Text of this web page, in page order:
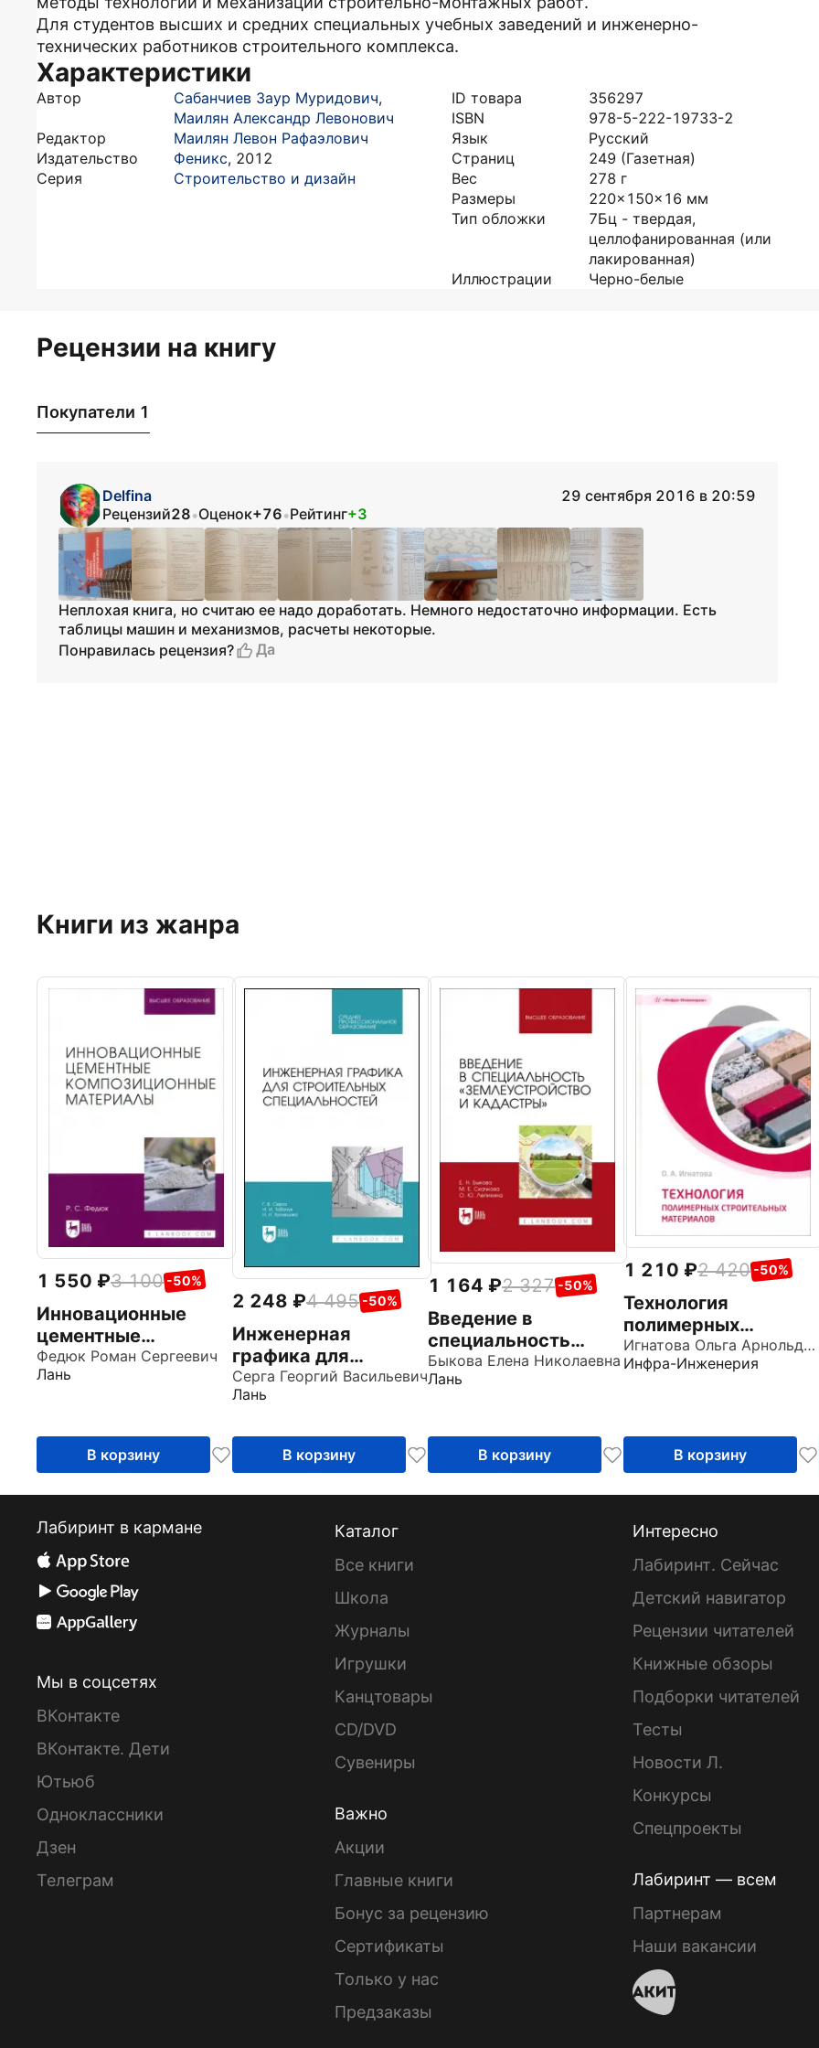
Для студентов высших и средних специальных учебных заведений и инженерно-
технических работников строительного комплекса.
Характеристики
Автор Сабанчиев Заур Муридович,
Маилян Александр Левонович
Редактор
Маилян Левон Рафаэлович
Издательство
Феникс, 2012
Серия
Строительство и дизайн
ID товара
356297
ISBN
978-5-222-19733-2
Язык
Русский
Страниц
249 (Газетная)
Вес
278 г
Размеры
220x150x16 мм
Тип обложки
7Бц - твердая,
целлофанированная (или
лакированная)
Иллюстрации
Черно-белые
Рецензии на книгу
Покупатели 1
Delfina
29 сентября 2016 в 20:59
Рецензий28•Оценок+76•Рейтинг+3
Неплохая книга, но считаю ее надо доработать. Немного недостаточно информации. Есть
таблицы машин и механизмов, расчеты некоторые.
Понравилась рецензия?
Да
Книги из жанра
1 550 3 100 -50%
Инновационные
цементные
композиционные
материалы. Учебник
Федюк Роман Сергеевич
Лань
В корзину
2 248 4 495 -50%
Инженерная
графика для
строительных
специальностей.
Серга Георгий Васильевич
Лань
В корзину
1 164 2 327 -50%
Введение в
специальность
Землеустройство и
кадастры. Учебное
Быкова Елена Николаевна
Лань
В корзину
1 210 2 420 -50%
Технология
полимерных
строительных
материалов.
Игнатова Ольга Арнольдовна
Инфра-Инженерия
В корзину
Лабиринт в кармане
Мы в соцсетях
ВКонтакте
ВКонтакте. Дети
Ютьюб
Одноклассники
Дзен
Телеграм
Каталог
Все книги
Школа
Журналы
Игрушки
Канцтовары
CD/DVD
Сувениры
Важно
Акции
Главные книги
Бонус за рецензию
Сертификаты
Только у нас
Предзаказы
Интересно
Лабиринт. Сейчас
Детский навигатор
Рецензии читателей
Книжные обзоры
Подборки читателей
Тесты
Новости Л.
Конкурсы
Спецпроекты
Лабиринт — всем
Партнерам
Наши вакансии